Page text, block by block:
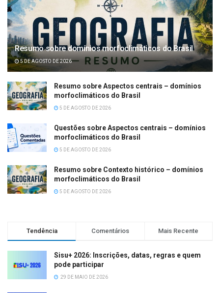
Resumo sobre domínios morfoclimáticos do Brasil
5 DE AGOSTO DE 2026
Resumo sobre Aspectos centrais – domínios
morfoclimáticos do Brasil
5 DE AGOSTO DE 2026
Questões sobre Aspectos centrais – domínios
morfoclimáticos do Brasil
5 DE AGOSTO DE 2026
Resumo sobre Contexto histórico – domínios
morfoclimáticos do Brasil
5 DE AGOSTO DE 2026
Tendência Comentários Mais Recente
Sisu+ 2026: Inscrições, datas, regras e quem
pode participar
29 DE MAIO DE 2026